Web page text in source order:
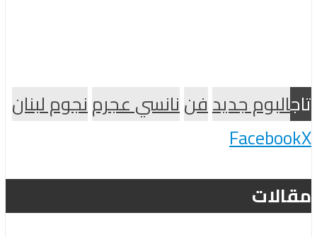
تاجالبوم جديدفننانسي عجرمنجوم لبنان
FacebookX
مقالات